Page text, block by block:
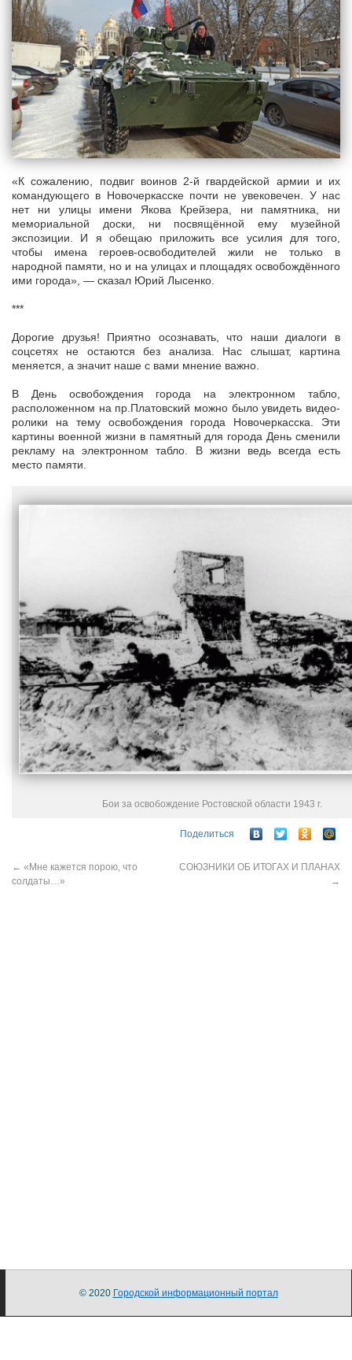
«К сожалению, подвиг воинов 2-й гвардейской армии и их
командующего в Новочеркасске почти не увековечен. У нас
нет ни улицы имени Якова Крейзера, ни памятника, ни
мемориальной доски, ни посвящённой ему музейной
экспозиции. И я обещаю приложить все усилия для того,
чтобы имена героев-освободителей жили не только в
народной памяти, но и на улицах и площадях освобождённого
ими города», — сказал Юрий Лысенко.
***
Дорогие друзья! Приятно осознавать, что наши диалоги в
соцсетях не остаются без анализа. Нас слышат, картина
меняется, а значит наше с вами мнение важно.
В День освобождения города на электронном табло,
расположенном на пр.Платовский можно было увидеть видео-
ролики на тему освобождения города Новочеркасска. Эти
картины военной жизни в памятный для города День сменили
рекламу на электронном табло. В жизни ведь всегда есть
место памяти.
Бои за освобождение Ростовской области 1943 г.
Поделиться
← «Мне кажется порою, что
солдаты…»
СОЮЗНИКИ ОБ ИТОГАХ И ПЛАНАХ
→
© 2020 Городской информационный портал